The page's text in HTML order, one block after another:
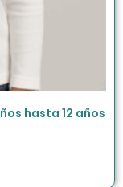
hasta 12 años